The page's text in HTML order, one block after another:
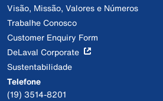
Visão, Missão, Valores e Números
Trabalhe Conosco
Customer Enquiry Form
DeLaval Corporate
Sustentabilidade
Telefone
(19) 3514-8201